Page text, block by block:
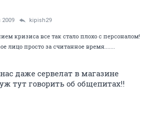
2009 kipish29
кризиса все так стало плохо с персоналом!
лицо просто за считанное время.......
даже сервелат в магазине
тут говорить об общепитах!!